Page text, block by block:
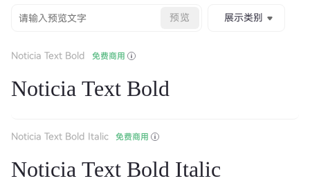
预览 展示类别
Noticia Text Bold 免费商用
Noticia Text Bold
Noticia Text Bold Italic 免费商用
Noticia Text Bold Italic